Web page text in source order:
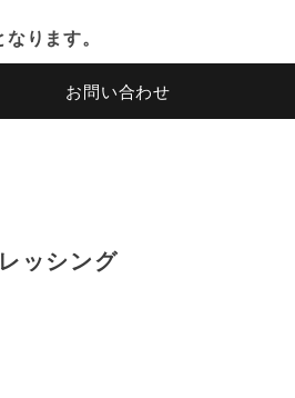
ります。
お問い合わせ
ッシング